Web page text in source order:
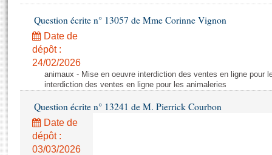
Projets de loi
Propositions de loi
Amendements
Textes adoptés
Rapports législatifs
Rapports sur l'application des lois
Histoire
Juniors
Anciennes législatures
Contacts et plan d'accès
Photos libres de droit
Question écrite n° 13057 de Mme Corinne Vignon
Date de
dépôt :
24/02/2026
animaux - Mise en oeuvre interdiction des ventes en ligne pour
interdiction des ventes en ligne pour les animaleries
Question écrite n° 13241 de M. Pierrick Courbon
Date de
dépôt :
03/03/2026